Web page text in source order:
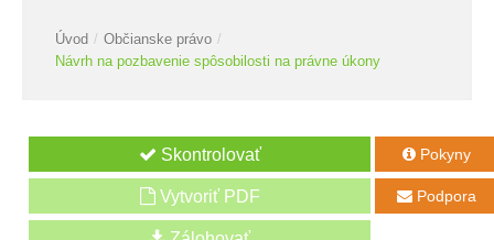
Kontakt
Úvod / Občianske právo /
Návrh na pozbavenie spôsobilosti na právne úkony
Vytvoriť PDF
 Pokyny
 Podpora